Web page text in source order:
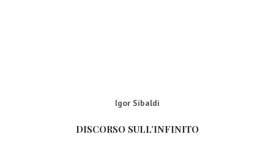
Igor Sibaldi
DISCORSO SULL’INFINITO